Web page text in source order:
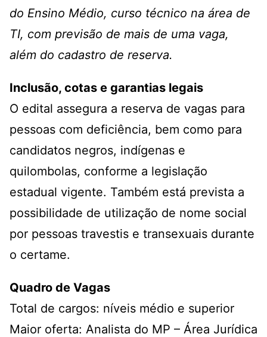
do Ensino Médio, curso técnico na área de
TI, com previsão de mais de uma vaga,
além do cadastro de reserva.
Inclusão, cotas e garantias legais
O edital assegura a reserva de vagas para
pessoas com deficiência, bem como para
candidatos negros, indígenas e
quilombolas, conforme a legislação
estadual vigente. Também está prevista a
possibilidade de utilização de nome social
por pessoas travestis e transexuais durante
o certame.
Quadro de Vagas
Total de cargos: níveis médio e superior
Maior oferta: Analista do MP – Área Jurídica